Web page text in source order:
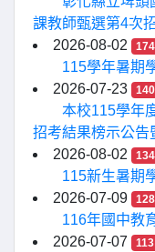
課教師甄選第4次
2026-08-02
174
115學年暑期
2026-07-23
140
本校115學年
招考結果榜示公告
2026-08-02
134
115新生暑期
2026-07-09
128
116年國中教
2026-07-07
113